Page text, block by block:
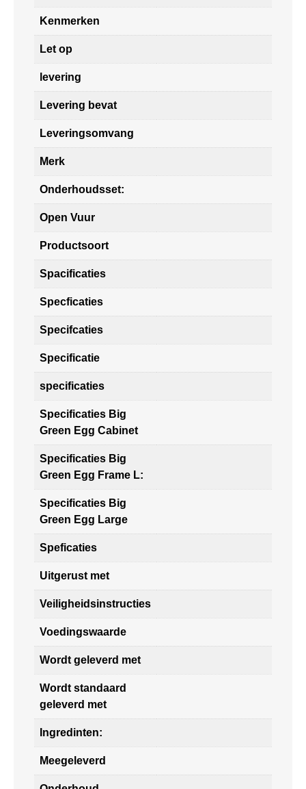
Kenmerken
Let op
levering
Levering bevat
Leveringsomvang
Merk
Onderhoudsset:
Open Vuur
Productsoort
Spacificaties
Specficaties
Specifcaties
Specificatie
specificaties
Specificaties Big
Green Egg Cabinet
Specificaties Big
Green Egg Frame L:
Specificaties Big
Green Egg Large
Speficaties
Uitgerust met
Veiligheidsinstructies
Voedingswaarde
Wordt geleverd met
Wordt standaard
geleverd met
Ingredinten:
Meegeleverd